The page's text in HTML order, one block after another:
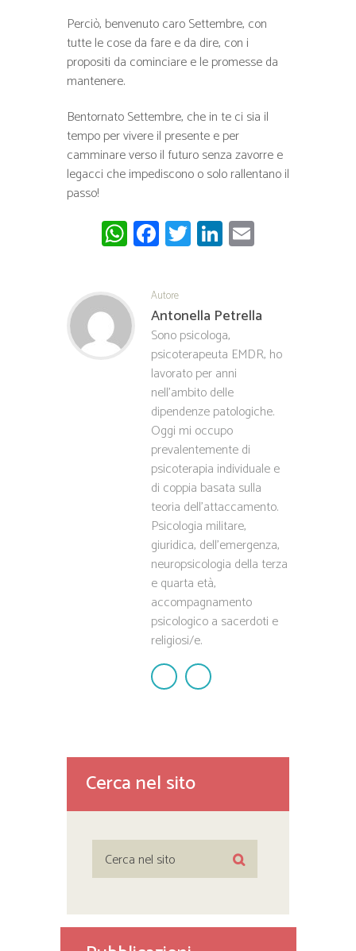
Perciò, benvenuto caro Settembre, con
tutte le cose da fare e da dire, con i
propositi da cominciare e le promesse da
mantenere.
Bentornato Settembre, che in te ci sia il
tempo per vivere il presente e per
camminare verso il futuro senza zavorre e
legacci che impediscono o solo rallentano il
passo!
W
ha
pp
Fa
ce
b
o
ok
T
wi
er
Li
nk
In
Autore
Antonella Petrella
Sono psicologa,
psicoterapeuta EMDR, ho
lavorato per anni
nell'ambito delle
dipendenze patologiche.
Oggi mi occupo
prevalentemente di
psicoterapia individuale e
di coppia basata sulla
teoria dell'attaccamento.
Psicologia militare,
giuridica, dell'emergenza,
neuropsicologia della terza
e quarta età,
accompagnamento
psicologico a sacerdoti e
religiosi/e.
Cerca nel sito